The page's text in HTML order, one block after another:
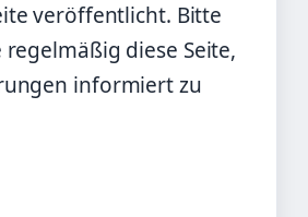
veröffentlicht. Bitte
diese Seite,
informiert zu